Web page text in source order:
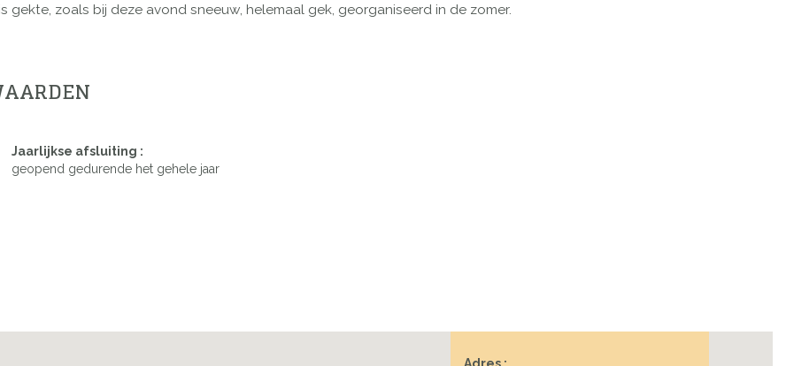
zoals bij deze avond sneeuw, helemaal gek, georganiseerd in de zomer.
Jaarlijkse afsluiting :
geopend gedurende het gehele jaar